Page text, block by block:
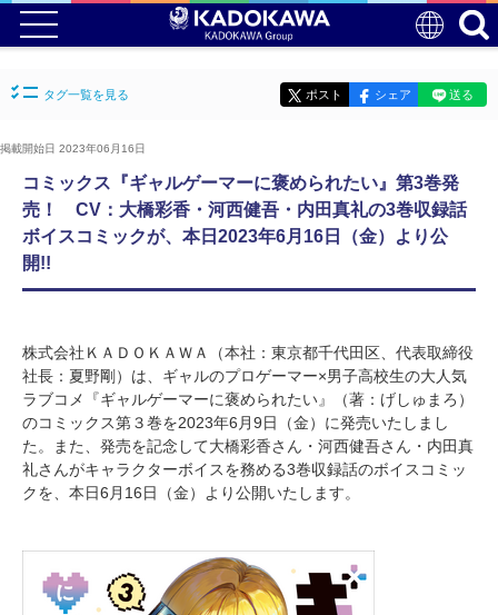
タグ一覧を見る ポスト シェア 送る
掲載開始日 2023年06月16日
コミックス『ギャルゲーマーに褒められたい』第3巻発
売！ CV：大橋彩香・河西健吾・内田真礼の3巻収録話
ボイスコミックが、本日2023年6月16日（金）より公
開!!
株式会社ＫＡＤＯＫＡＷＡ（本社：東京都千代田区、代表取締役
社長：夏野剛）は、ギャルのプロゲーマー×男子高校生の大人気
ラブコメ『ギャルゲーマーに褒められたい』（著：げしゅまろ）
のコミックス第３巻を2023年6月9日（金）に発売いたしまし
た。また、発売を記念して大橋彩香さん・河西健吾さん・内田真
礼さんがキャラクターボイスを務める3巻収録話のボイスコミッ
クを、本日6月16日（金）より公開いたします。